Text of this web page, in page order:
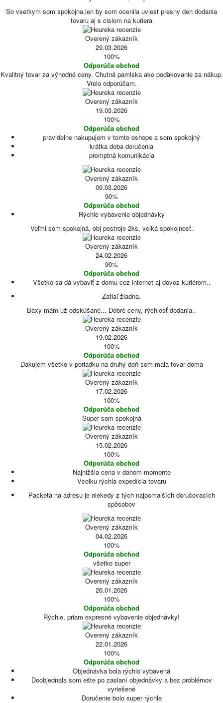
So vsetkym som spokojna,len by som ocenila uviest presny den dodania
tovaru aj s cislom na kuriera
Overený zákazník
29.03.2026
100%
Odporúča obchod
Kvalitný tovar za výhodné ceny. Chutná pamlska ako poďakovanie za nákup.
Vrelo odporúčam.
Overený zákazník
19.03.2026
100%
Odporúča obchod
pravidelne nakupujem v tomto eshope a som spokojný
krátka doba doručenia
promptná komunikácia
Overený zákazník
09.03.2026
90%
Odporúča obchod
Rýchle vybavenie objednávky
Veľmi som spokojná, obj postroje 2ks, veľká spokojnosť.
Overený zákazník
24.02.2026
90%
Odporúča obchod
Všetko sa dá vybaviť z domu cez internet aj dovoz kuriérom..
Zatiaľ žiadna.
Baxy mám už odskúšané... Dobré ceny, rýchlosť dodania..
Overený zákazník
19.02.2026
100%
Odporúča obchod
Ďakujem všetko v poriadku na druhý deň som mala tovar doma
Overený zákazník
17.02.2026
100%
Odporúča obchod
Super som spokojná
Overený zákazník
15.02.2026
100%
Odporúča obchod
Najnižšia cena v danom momente
Vcelku rýchla expedícia tovaru
Packeta na adresu je niekedy z tých najpomalších doručovacích
spôsobov
Overený zákazník
04.02.2026
100%
Odporúča obchod
všetko super
Overený zákazník
26.01.2026
100%
Odporúča obchod
Rýchle, priam expresné vybavenie objednávky!
Overený zákazník
22.01.2026
100%
Odporúča obchod
Objednávka bola rýchlo vybavená
Doobjednala som ešte po zaslaní objednávky a bez problémov
vyriešené
Doručenie bolo super rýchle